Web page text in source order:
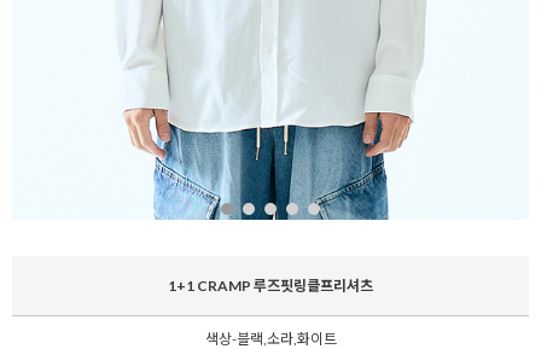
1+1 CRAMP 루즈핏링클프리셔츠
색상-블랙,소라,화이트